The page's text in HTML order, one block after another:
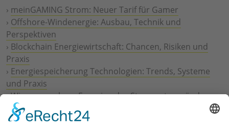
› meinGAMING Strom: Neuer Tarif für Gamer
› Offshore-Windenergie: Ausbau, Technik und
Perspektiven
› Blockchain Energiewirtschaft: Chancen, Risiken und
Praxis
› Energiespeicherung Technologien: Trends, Systeme
und Praxis
›Wie erneuerbare Energien das Stromnetz verändern
Digitalisierung Energiewirtschaft: Effizienz, Netze und
Prozesse